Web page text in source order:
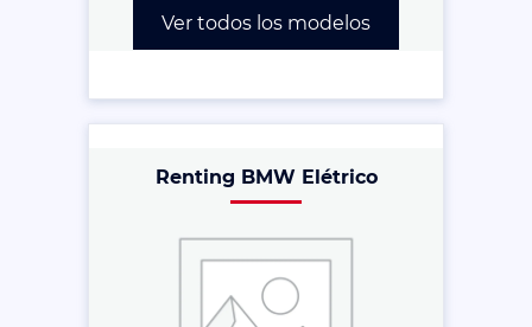
Ver todos los modelos
Renting BMW Elétrico